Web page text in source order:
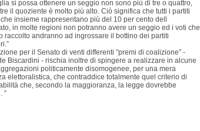
si possa ottenere un seggio non sono più di tre o quattro,
il quoziente è molto più alto. Ciò significa che tutti i partiti
insieme rappresentano più del 10 per cento dell
in molte regioni non potranno avere un seggio ed i voti che
raccolto andranno ad ingrossare il bottino dei partiti
per il Senato di venti differenti ”premi di coalizione” -
Biscardini - rischia inoltre di spingere a realizzare in alcune
politicamente disomogenee, per una mera
elettoralistica, che contraddice totalmente quel criterio di
che, secondo la maggioranza, la legge dovrebbe
”